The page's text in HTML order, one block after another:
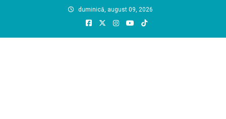
duminică, august 09, 2026